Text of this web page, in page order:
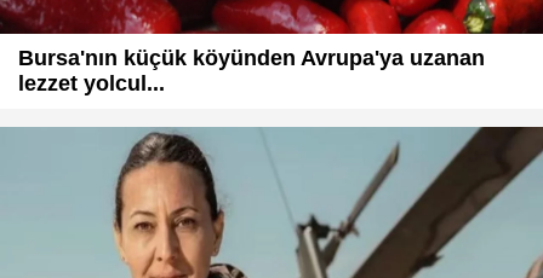
Bursa'nın küçük köyünden Avrupa'ya uzanan
lezzet yolcul...